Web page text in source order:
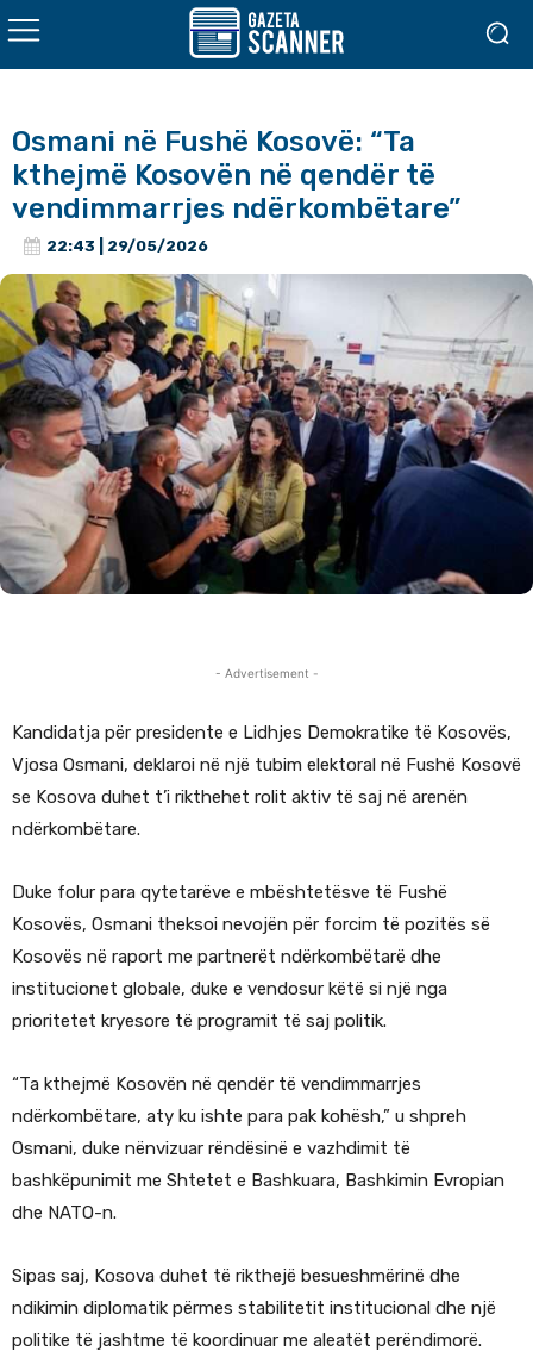
Osmani në Fushë Kosovë: “Ta
kthejmë Kosovën në qendër të
vendimmarrjes ndërkombëtare”
22:43 | 29/05/2026
- Advertisement -
Kandidatja për presidente e Lidhjes Demokratike të Kosovës,
Vjosa Osmani, deklaroi në një tubim elektoral në Fushë Kosovë
se Kosova duhet t’i rikthehet rolit aktiv të saj në arenën
ndërkombëtare.
Duke folur para qytetarëve e mbështetësve të Fushë
Kosovës, Osmani theksoi nevojën për forcim të pozitës së
Kosovës në raport me partnerët ndërkombëtarë dhe
institucionet globale, duke e vendosur këtë si një nga
prioritetet kryesore të programit të saj politik.
“Ta kthejmë Kosovën në qendër të vendimmarrjes
ndërkombëtare, aty ku ishte para pak kohësh,” u shpreh
Osmani, duke nënvizuar rëndësinë e vazhdimit të
bashkëpunimit me Shtetet e Bashkuara, Bashkimin Evropian
dhe NATO-n.
Sipas saj, Kosova duhet të rikthejë besueshmërinë dhe
ndikimin diplomatik përmes stabilitetit institucional dhe një
politike të jashtme të koordinuar me aleatët perëndimorë.